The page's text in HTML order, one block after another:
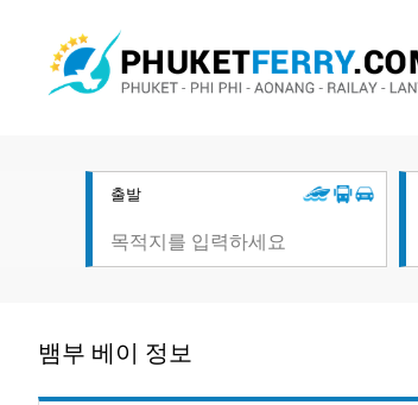
출발
뱀부 베이 정보